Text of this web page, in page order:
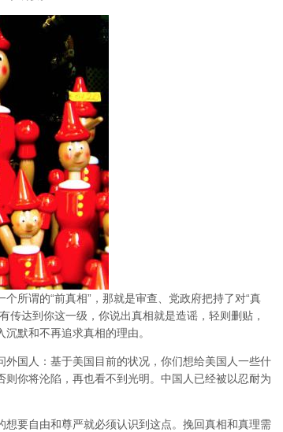
所谓的“前真相”，那就是审查、党政府把持了对“真
传达到你这一级，你说出真相就是造谣，轻则删贴，
默和不再追求真相的理由。
国人：基于美国目前的状况，你们想给美国人一些什
你将沦陷，再也看不到光明。中国人已经被以忍耐为
要自由和尊严就必须认识到这点。挽回真相和真理需